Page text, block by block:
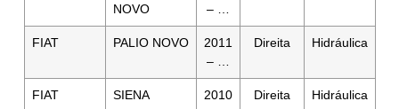
NOVO
– …
FIAT PALIO NOVO
2011
– …
Direita Hidráulica
FIAT SIENA
2010
Direita Hidráulica